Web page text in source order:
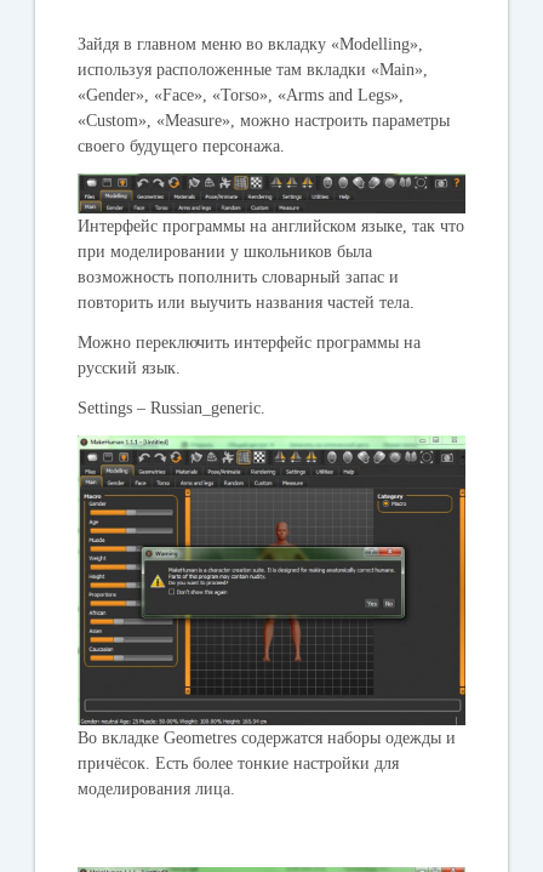
Зайдя в главном меню во вкладку «Modelling»,
используя расположенные там вкладки «Main»,
«Gender», «Face», «Torso», «Arms and Legs»,
«Custom», «Measure», можно настроить параметры
своего будущего персонажа.
Интерфейс программы на английском языке, так что
при моделировании у школьников была
возможность пополнить словарный запас и
повторить или выучить названия частей тела.
Можно переключить интерфейс программы на
русский язык.
Settings –Russian _generic.
Во вкладкеGeometres содержатся наборы одежды и
причёсок. Есть более тонкие настройки для
моделирования лица.